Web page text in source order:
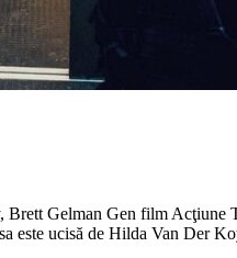
Gelman Gen film
este ucisă de Hilda Van Der